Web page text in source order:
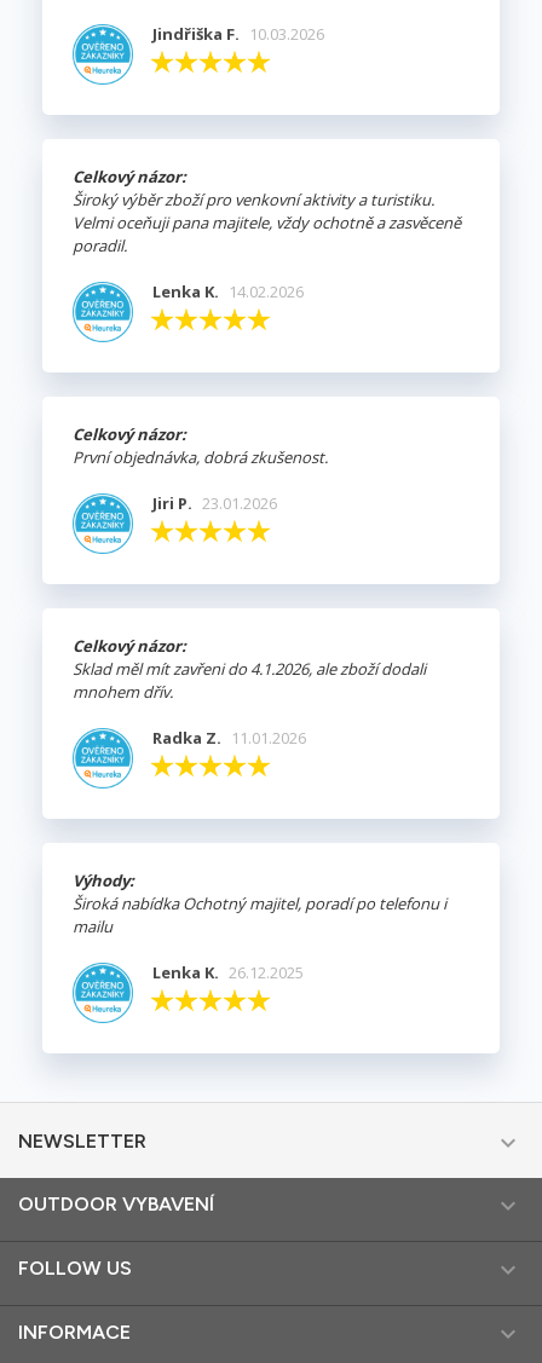
Jindřiška F. 10.03.2026
Celkový názor:
Široký výběr zboží pro venkovní aktivity a turistiku.
Velmi oceňuji pana majitele, vždy ochotně a zasvěceně
poradil.
Lenka K. 14.02.2026
Celkový názor:
První objednávka, dobrá zkušenost.
Jiri P. 23.01.2026
Celkový názor:
Sklad měl mít zavřeni do 4.1.2026, ale zboží dodali
mnohem dřív.
Radka Z. 11.01.2026
Výhody:
Široká nabídka Ochotný majitel, poradí po telefonu i
mailu
Lenka K. 26.12.2025
NEWSLETTER 
OUTDOOR VYBAVENÍ 
FOLLOW US 
INFORMACE 